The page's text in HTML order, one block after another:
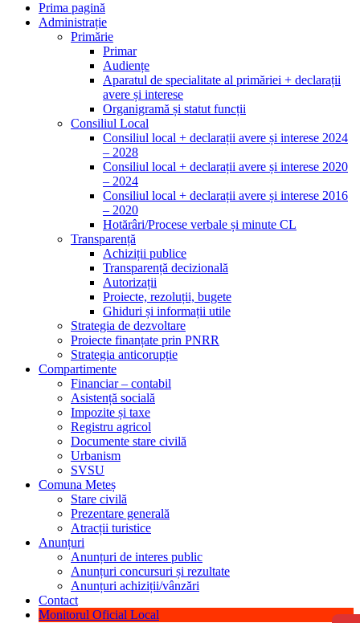
Prima pagină
Administrație
Primărie
Primar
Audiențe
Aparatul de specialitate al primăriei + declarații
avere și interese
Organigramă și statut funcții
Consiliul Local
Consiliul local + declarații avere și interese 2024
– 2028
Consiliul local + declarații avere și interese 2020
– 2024
Consiliul local + declarații avere și interese 2016
– 2020
Hotărâri/Procese verbale și minute CL
Transparență
Achiziții publice
Transparență decizională
Autorizații
Proiecte, rezoluții, bugete
Ghiduri și informații utile
Strategia de dezvoltare
Proiecte finanțate prin PNRR
Strategia anticorupție
Compartimente
Financiar – contabil
Asistență socială
Impozite și taxe
Registru agricol
Documente stare civilă
Urbanism
SVSU
Comuna Meteș
Stare civilă
Prezentare generală
Atracții turistice
Anunțuri
Anunțuri de interes public
Anunțuri concursuri și rezultate
Anunțuri achiziții/vânzări
Contact
Monitorul Oficial Local